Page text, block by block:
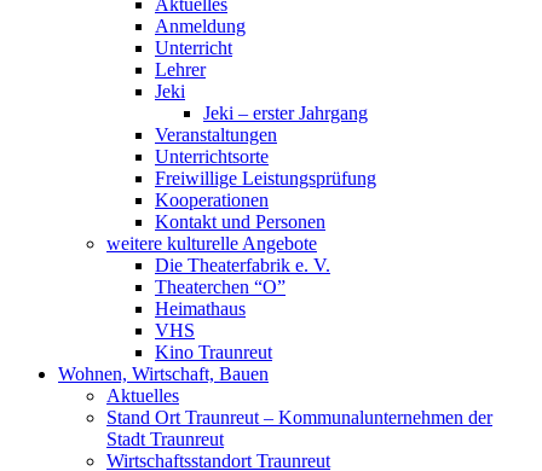
Aktuelles
Anmeldung
Unterricht
Lehrer
Jeki
Jeki – erster Jahrgang
Veranstaltungen
Unterrichtsorte
Freiwillige Leistungsprüfung
Kooperationen
Kontakt und Personen
weitere kulturelle Angebote
Die Theaterfabrik e. V.
Theaterchen “O”
Heimathaus
VHS
Kino Traunreut
Wohnen, Wirtschaft, Bauen
Aktuelles
Stand Ort Traunreut – Kommunalunternehmen der
Stadt Traunreut
Wirtschaftsstandort Traunreut